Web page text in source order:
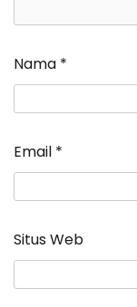
Nama *
Email *
Situs Web